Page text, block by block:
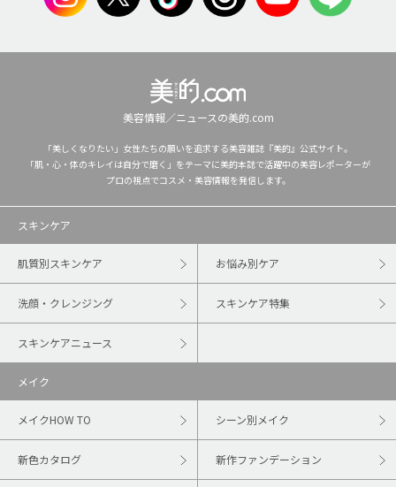
美容情報／ニュースの美的.com
「美しくなりたい」女性たちの願いを追求する美容雑誌『美的』公式サイト。
「肌・心・体のキレイは自分で磨く」をテーマに美的本誌で活躍中の美容レポーターが
プロの視点でコスメ・美容情報を発信します。
スキンケア
肌質別スキンケア お悩み別ケア
洗顔・クレンジング スキンケア特集
スキンケアニュース
メイク
メイクHOW TO シーン別メイク
新色カタログ 新作ファンデーション